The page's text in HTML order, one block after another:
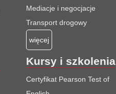
Mediacje i negocjacje
Transport drogowy
więcej
Kursy i szkolenia
Certyfikat Pearson Test of